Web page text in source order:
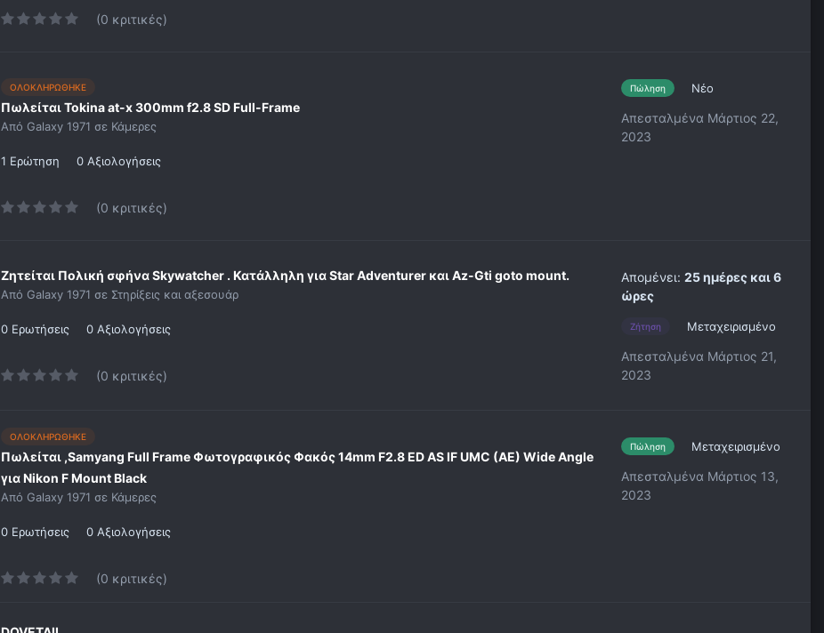
(0 κριτικές)
ΟΛΟΚΛΗΡΩΘΗΚΕ
Πωλείται Tokina at-x 300mm f2.8 SD Full-Frame
Από Galaxy 1971 σε Κάμερες
1 Ερώτηση 0 Αξιολογήσεις
(0 κριτικές)
Πώληση Νέο
Απεσταλμένα Μάρτιος 22,
2023
Ζητείται Πολική σφήνα Skywatcher . Κατάλληλη για Star Adventurer και Az-Gti goto mount.
Από Galaxy 1971 σε Στηρίξεις και αξεσουάρ
0 Ερωτήσεις 0 Αξιολογήσεις
(0 κριτικές)
Απομένει: 25 ημέρες και 6
ώρες
Ζήτηση Μεταχειρισμένο
Απεσταλμένα Μάρτιος 21,
2023
ΟΛΟΚΛΗΡΩΘΗΚΕ
Πωλείται ,Samyang Full Frame Φωτογραφικός Φακός 14mm F2.8 ED AS IF UMC (AE) Wide Angle
για Nikon F Mount Black
Από Galaxy 1971 σε Κάμερες
0 Ερωτήσεις 0 Αξιολογήσεις
(0 κριτικές)
Πώληση Μεταχειρισμένο
Απεσταλμένα Μάρτιος 13,
2023